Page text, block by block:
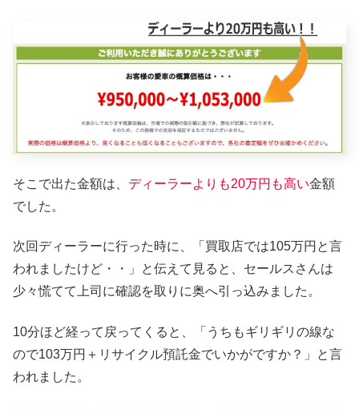
そこで出た金額は、 ディーラーよりも20万円も高い金額
でした。
次回ディーラーに行った時に、「買取店では105万円と言
われましたけど・・」と伝えて見ると、セールスさんは
少々慌てて上司に確認を取りに奥へ引っ込みました。
10分ほど経って戻ってくると、「うちもギリギリの線な
ので103万円＋リサイクル預託金でいかがですか？」と言
われました。